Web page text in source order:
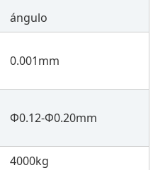
ángulo
0.001mm
Φ0.12-Φ0.20mm
4000kg